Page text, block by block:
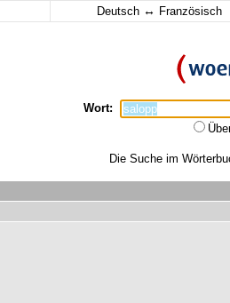
Deutsch ↔ Französisch
Wort:
Die Suche im